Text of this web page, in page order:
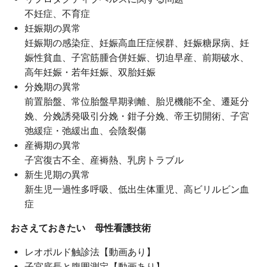
不妊症、不育症
妊娠期の異常
妊娠期の感染症、妊娠高血圧症候群、妊娠糖尿病、妊
娠性貧血、子宮筋腫合併妊娠、切迫早産、前期破水、
高年妊娠・若年妊娠、双胎妊娠
分娩期の異常
前置胎盤、常位胎盤早期剥離、胎児機能不全、遷延分
娩、分娩誘発吸引分娩・鉗子分娩、帝王切開術、子宮
弛緩症・弛緩出血、会陰裂傷
産褥期の異常
子宮復古不全、産褥熱、乳房トラブル
新生児期の異常
新生児一過性多呼吸、低出生体重児、高ビリルビン血
症
おさえておきたい 母性看護技術
レオポルド触診法【動画あり】